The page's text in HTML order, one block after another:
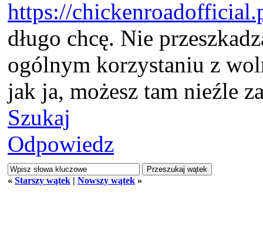
https://
długo chcę. Nie
ogólnym korzystaniu z
jak ja, możesz tam nieźle
Szukaj
Odpowiedz
« Starszy wątek | Nowszy wątek »